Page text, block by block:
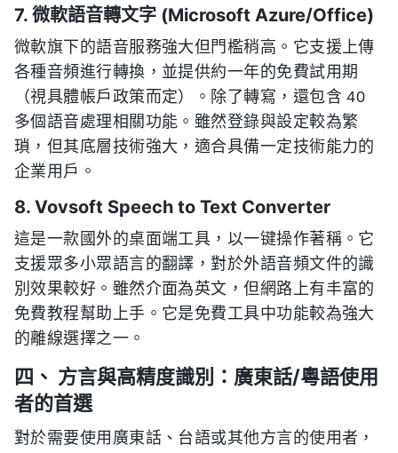
7. 微軟語音轉文字 (Microsoft Azure/Office)
微軟旗下的語音服務強大但門檻稍高。它支援上傳
各種音頻進行轉換，並提供約一年的免費試用期
（視具體帳戶政策而定）。除了轉寫，還包含 40
多個語音處理相關功能。雖然登錄與設定較為繁
瑣，但其底層技術強大，適合具備一定技術能力的
企業用戶。
8. Vovsoft Speech to Text Converter
這是一款國外的桌面端工具，以一键操作著稱。它
支援眾多小眾語言的翻譯，對於外語音頻文件的識
別效果較好。雖然介面為英文，但網路上有丰富的
免費教程幫助上手。它是免費工具中功能較為強大
的離線選擇之一。
四、 方言與高精度識別：廣東話/粵語使用
者的首選
對於需要使用廣東話、台語或其他方言的使用者，